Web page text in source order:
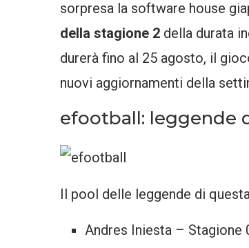
sorpresa la software house
della stagione 2 della durata
durerà fino al 25 agosto, il
nuovi aggiornamenti della
efootball: leggende
Il pool delle leggende di
Andres Iniesta – Stagione